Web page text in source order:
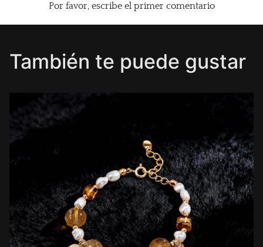
Por favor, escribe el primer comentario
También te puede gustar